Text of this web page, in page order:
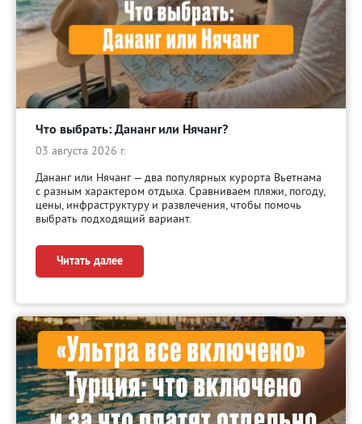
Что выбрать: Дананг или Нячанг?
03 августа 2026 г.
Дананг или Нячанг — два популярных курорта Вьетнама
с разным характером отдыха. Сравниваем пляжи, погоду,
цены, инфраструктуру и развлечения, чтобы помочь
выбрать подходящий вариант.
Читать далее